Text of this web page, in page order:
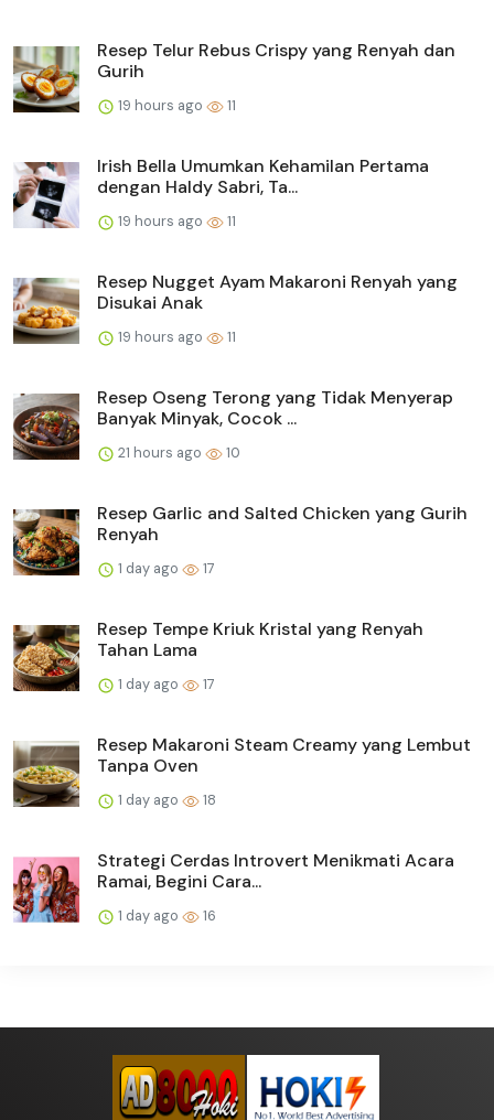
Resep Telur Rebus Crispy yang Renyah dan
Gurih
19 hours ago 11
Irish Bella Umumkan Kehamilan Pertama
dengan Haldy Sabri, Ta...
19 hours ago 11
Resep Nugget Ayam Makaroni Renyah yang
Disukai Anak
19 hours ago 11
Resep Oseng Terong yang Tidak Menyerap
Banyak Minyak, Cocok ...
21 hours ago 10
Resep Garlic and Salted Chicken yang Gurih
Renyah
1 day ago 17
Resep Tempe Kriuk Kristal yang Renyah
Tahan Lama
1 day ago 17
Resep Makaroni Steam Creamy yang Lembut
Tanpa Oven
1 day ago 18
Strategi Cerdas Introvert Menikmati Acara
Ramai, Begini Cara...
1 day ago 16